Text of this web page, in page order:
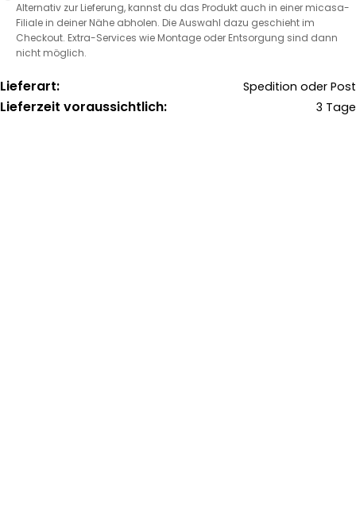
Alternativ zur Lieferung, kannst du das Produkt auch in einer micasa-
Filiale in deiner Nähe abholen. Die Auswahl dazu geschieht im
Checkout. Extra-Services wie Montage oder Entsorgung sind dann
nicht möglich.
Lieferart: Spedition oder Post
Lieferzeit voraussichtlich: 3 Tage